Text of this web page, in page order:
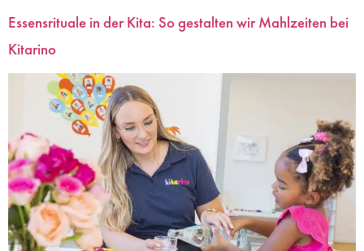
Essensrituale in der Kita: So gestalten wir Mahlzeiten bei
Kitarino